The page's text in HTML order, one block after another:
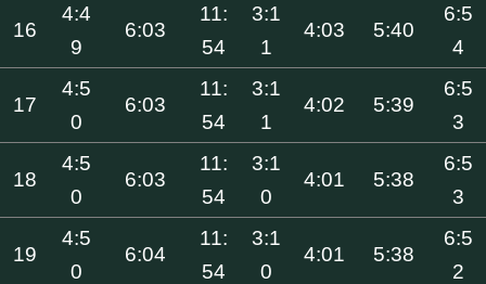
16
4:4
9
6:03
11:
54
3:1
1
4:03 5:40
6:5
4
17
4:5
0
6:03
11:
54
3:1
1
4:02 5:39
6:5
3
18
4:5
0
6:03
11:
54
3:1
0
4:01 5:38
6:5
3
19
4:5
0
6:04
11:
54
3:1
0
4:01 5:38
6:5
2